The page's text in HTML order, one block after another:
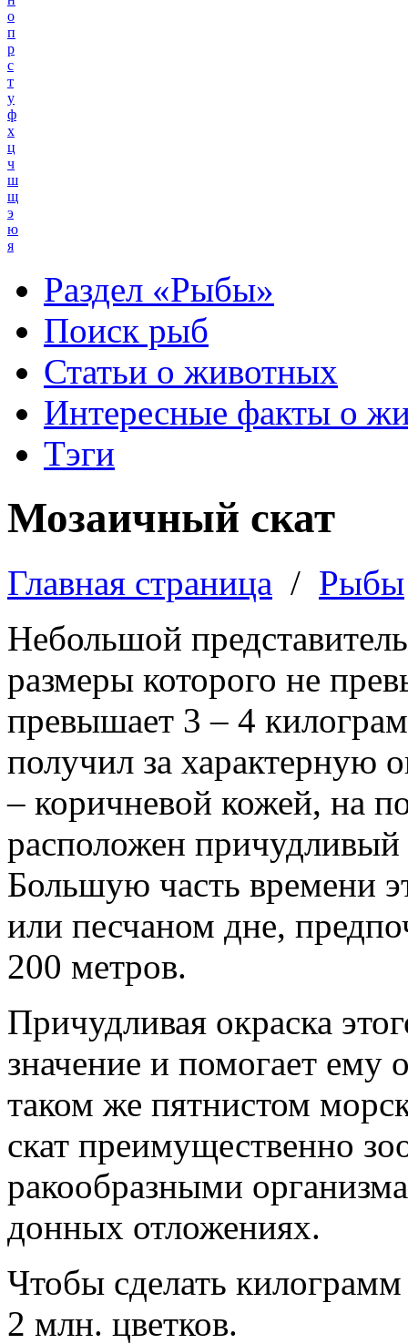
о
п
р
с
т
у
ф
х
ц
ч
ш
щ
э
ю
я
Раздел «Рыбы»
Поиск рыб
Статьи о животных
Интересные факты о
Тэги
Мозаичный скат
Главная страница / Рыбы
Небольшой
размеры которого не
превышает 3 – 4
получил за характерную
– коричневой кожей, на
расположен причудливый
Большую часть времени
или песчаном дне,
200 метров.
Причудливая окраска
значение и помогает ему
таком же пятнистом
скат преимущественно
ракообразными
донных отложениях.
Чтобы сделать
2 млн. цветков.